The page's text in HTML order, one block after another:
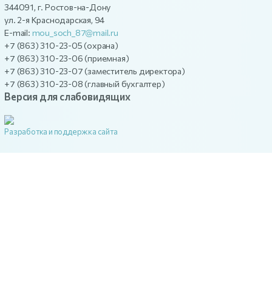
344091, г. Ростов-на-Дону
ул. 2-я Краснодарская, 94
E-mail: mou_soch_87@mail.ru
+7 (863) 310-23-05 (охрана)
+7 (863) 310-23-06 (приемная)
+7 (863) 310-23-07 (заместитель директора)
+7 (863) 310-23-08 (главный бухгалтер)
Версия для слабовидящих
Разработка и поддержка сайта